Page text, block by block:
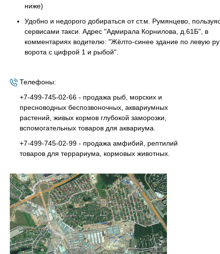
ниже)
Удобно и недорого добираться от ст.м. Румянцево,
сервисами такси. Адрес "Адмирала Корнилова, д.61Б", в
комментариях водителю: "Жёлто-синее здание по левую
ворота с цифрой 1 и рыбой".
Телефоны:
+7-499-745-02-66 - продажа рыб, морских и
пресноводных беспозвоночных, аквариумных
растений, живых кормов глубокой заморозки,
вспомогательных товаров для аквариума.
+7-499-745-02-99 - продажа амфибий, рептилий
товаров для террариума, кормовых животных.